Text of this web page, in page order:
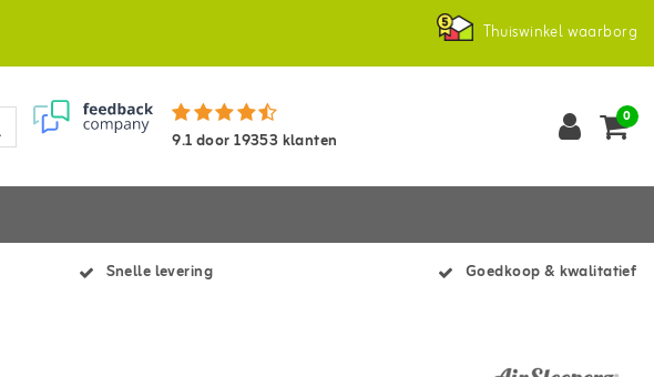
Thuiswinkel waarborg
9.1door19353 klanten
0
Snelle levering Goedkoop & kwalitatief